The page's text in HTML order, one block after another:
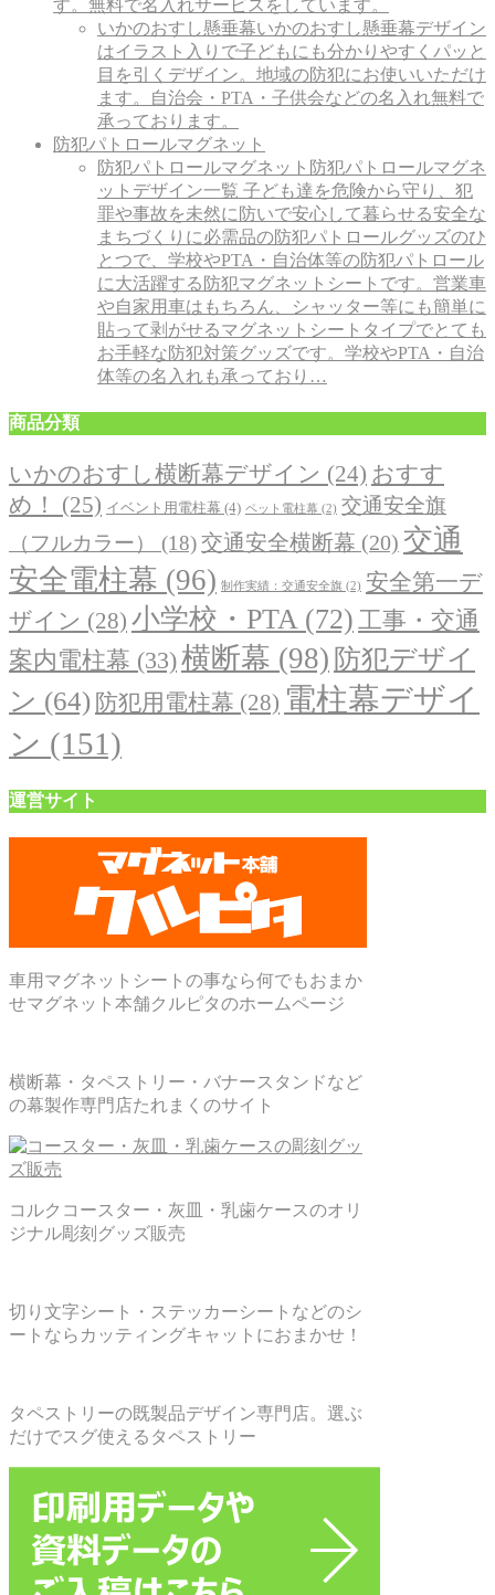
す。無料で名入れサービスをしています。
いかのおすし懸垂幕いかのおすし懸垂幕デザイン
はイラスト入りで子どもにも分かりやすくパッと
目を引くデザイン。地域の防犯にお使いいただけ
ます。自治会・PTA・子供会などの名入れ無料で
承っております。
防犯パトロールマグネット
防犯パトロールマグネット 防犯パトロールマグネ
ットデザイン一覧 子ども達を危険から守り、犯
罪や事故を未然に防いで安心して暮らせる安全な
まちづくりに必需品の防犯パトロールグッズのひ
とつで、学校やPTA・自治体等の防犯パトロール
に大活躍する防犯マグネットシートです。営業車
や自家用車はもちろん、シャッター等にも簡単に
貼って剥がせるマグネットシートタイプでとても
お手軽な防犯対策グッズです。学校やPTA・自治
体等の名入れも承っており…
商品分類
いかのおすし横断幕デザイン (24) おすす
め！
(25) イベント用電柱幕 (4) ペット電柱幕 (2) 交通安全旗
（フルカラー）
(18)交通安全横断幕 (20) 交通
安全電柱幕 (96) 制作実績：交通安全旗 (2) 安全第一デ
ザイン (28) 小学校・PTA(72) 工事・交通
案内電柱幕 (33)横断幕 (98) 防犯デザイ
ン (64) 防犯用電柱幕 (28) 電柱幕デザイ
ン (151)
運営サイト
車用マグネットシートの事なら何でもおまか
せマグネット本舗クルピタのホームページ
横断幕・タペストリー・バナースタンドなど
の幕製作専門店たれまくのサイト
コルクコースター・灰皿・乳歯ケースのオリ
ジナル彫刻グッズ販売
切り文字シート・ステッカーシートなどのシ
ートならカッティングキャットにおまかせ！
タペストリーの既製品デザイン専門店。選ぶ
だけでスグ使えるタペストリー